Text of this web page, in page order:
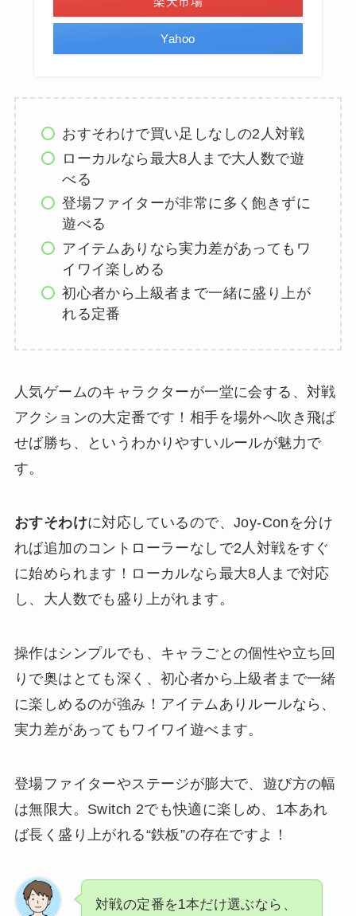
Yahoo
おすそわけで買い足しなしの2人対戦
ローカルなら最大8人まで大人数で遊
べる
登場ファイターが非常に多く飽きずに
遊べる
アイテムありなら実力差があってもワ
イワイ楽しめる
初心者から上級者まで一緒に盛り上が
れる定番
人気ゲームのキャラクターが一堂に会する、対戦
アクションの大定番です！相手を場外へ吹き飛ば
せば勝ち、というわかりやすいルールが魅力で
す。
おすそわけに対応しているので、Joy-Conを分け
れば追加のコントローラーなしで2人対戦をすぐ
に始められます！ローカルなら最大8人まで対応
し、大人数でも盛り上がれます。
操作はシンプルでも、キャラごとの個性や立ち回
りで奥はとても深く、初心者から上級者まで一緒
に楽しめるのが強み！アイテムありルールなら、
実力差があってもワイワイ遊べます。
登場ファイターやステージが膨大で、遊び方の幅
は無限大。Switch 2でも快適に楽しめ、1本あれ
ば長く盛り上がれる“鉄板”の存在ですよ！
対戦の定番を1本だけ選ぶなら、